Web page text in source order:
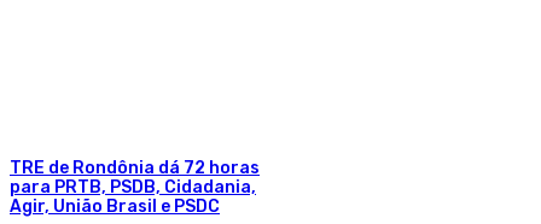
TRE de Rondônia dá 72 horas
para PRTB, PSDB, Cidadania,
Agir, União Brasil e PSDC